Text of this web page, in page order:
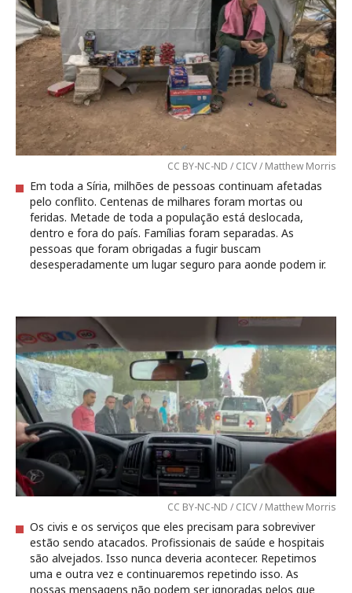
CC BY-NC-ND / CICV / Matthew Morris
Em toda a Síria, milhões de pessoas continuam afetadas
pelo conflito. Centenas de milhares foram mortas ou
feridas. Metade de toda a população está deslocada,
dentro e fora do país. Famílias foram separadas. As
pessoas que foram obrigadas a fugir buscam
desesperadamente um lugar seguro para aonde podem ir.
CC BY-NC-ND / CICV / Matthew Morris
Os civis e os serviços que eles precisam para sobreviver
estão sendo atacados. Profissionais de saúde e hospitais
são alvejados. Isso nunca deveria acontecer. Repetimos
uma e outra vez e continuaremos repetindo isso. As
nossas mensagens não podem ser ignoradas pelos que